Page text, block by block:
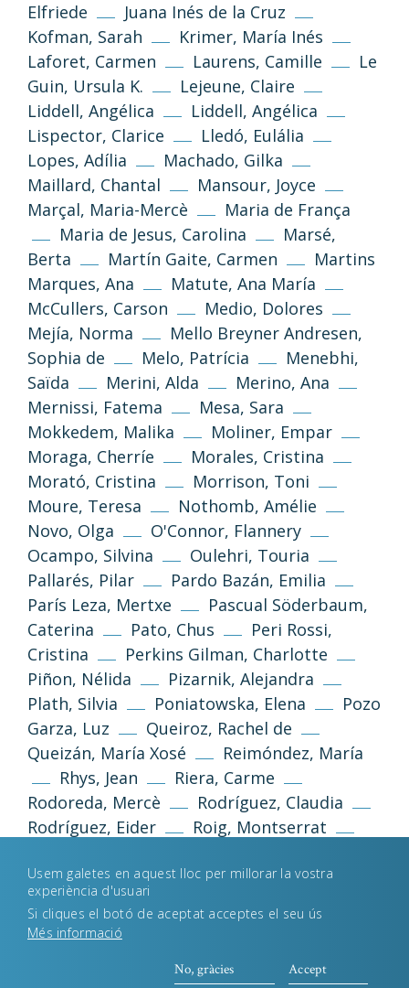
Elfriede
Juana Inés de la Cruz
Kofman, Sarah
Krimer, María Inés
Laforet, Carmen
Laurens, Camille
Le
Guin, Ursula K.
Lejeune, Claire
Liddell, Angélica
Liddell, Angélica
Lispector, Clarice
Lledó, Eulália
Lopes, Adília
Machado, Gilka
Maillard, Chantal
Mansour, Joyce
Marçal, Maria-Mercè
Maria de França
Maria de Jesus, Carolina
Marsé,
Berta
Martín Gaite, Carmen
Martins
Marques, Ana
Matute, Ana María
McCullers, Carson
Medio, Dolores
Mejía, Norma
Mello Breyner Andresen,
Sophia de
Melo, Patrícia
Menebhi,
Saïda
Merini, Alda
Merino, Ana
Mernissi, Fatema
Mesa, Sara
Mokkedem, Malika
Moliner, Empar
Moraga, Cherríe
Morales, Cristina
Morató, Cristina
Morrison, Toni
Moure, Teresa
Nothomb, Amélie
Novo, Olga
O'Connor, Flannery
Ocampo, Silvina
Oulehri, Touria
Pallarés, Pilar
Pardo Bazán, Emilia
París Leza, Mertxe
Pascual Söderbaum,
Caterina
Pato, Chus
Peri Rossi,
Cristina
Perkins Gilman, Charlotte
Piñon, Nélida
Pizarnik, Alejandra
Plath, Silvia
Poniatowska, Elena
Pozo
Garza, Luz
Queiroz, Rachel de
Queizán, María Xosé
Reimóndez, María
Rhys, Jean
Riera, Carme
Rodoreda, Mercè
Rodríguez, Claudia
Rodríguez, Eider
Roig, Montserrat
Russell, Legacy
Ruști, Doina
Safo
Sagan, Françoise
de
Sand, George
Sant-Celoni i
Sarraute, Nathalie
Satrapi, Marjane
(CC-BY-NC-SA 3.0)
Tornar a dalt
Si no s’indica altra cosa, els textos i imatges
d’aquest web es publiquen sota llicència
Creative Commons 3.0 de Reconeixement-
NoComercial-CompartirIgual (cc-by-nc-sa
3.0)
Informació i normes
Política de privacitat Avís legal
Política de galetes
Desenvolupament webEstudi Llimona
Usem galetes en aquest lloc per millorar la vostra
experiència d'usuari
Si cliques el botó de aceptat acceptes el seu ús
Més informació
Accept
No, gràcies